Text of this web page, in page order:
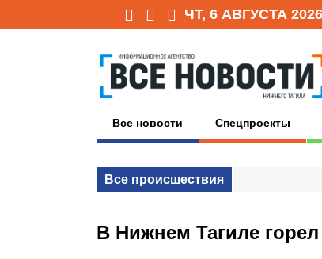
ЧТ, 6 АВГУСТА 2026
Все новости Спецпроекты
Все происшествия
В Нижнем Тагиле